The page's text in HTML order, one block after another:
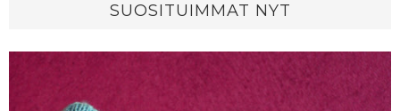
SUOSITUIMMAT NYT